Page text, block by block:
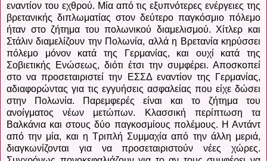
εναντίον του εχθρού. Μία από τις εξυπνότερες ενέργειες της
βρετανικής διπλωματίας στον δεύτερο παγκόσμιο πόλεμο
ήταν στο ζήτημα του πολωνικού διαμελισμού. Χίτλερ και
Στάλιν διαμελίζουν την Πολωνία, αλλά η Βρετανία κηρύσσει
πόλεμο μόνον κατά της Γερμανίας, και ουχί κατά της
Σοβιετικής Ενώσεως, διότι έτσι την συμφέρει. Αποσκοπεί
στο να προσεταιριστεί την ΕΣΣΔ εναντίον της Γερμανίας,
αδιαφορώντας για τις εγγυήσεις ασφαλείας που είχε δώσει
στην Πολωνία. Παρεμφερές είναι και το ζήτημα του
ανοίγματος νέων μετώπων. Κλασσική περίπτωση τα
Βαλκάνια και στους δύο παγκοσμίους πολέμους. Η Αντάντ
από την μία, και η Τριπλή Συμμαχία από την άλλη μεριά,
διαγκωνίζονται για να προσεταιριστούν νέες χώρες.